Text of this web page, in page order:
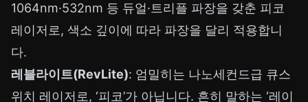
1064nm·532nm 등 듀얼·트리플 파장을 갖춘 피코
레이저로, 색소 깊이에 따라 파장을 달리 적용합니
다.
레블라이트(RevLite): 엄밀히는 나노세컨드급 큐스
위치 레이저로, ‘피코’가 아닙니다. 흔히 말하는 ‘레이